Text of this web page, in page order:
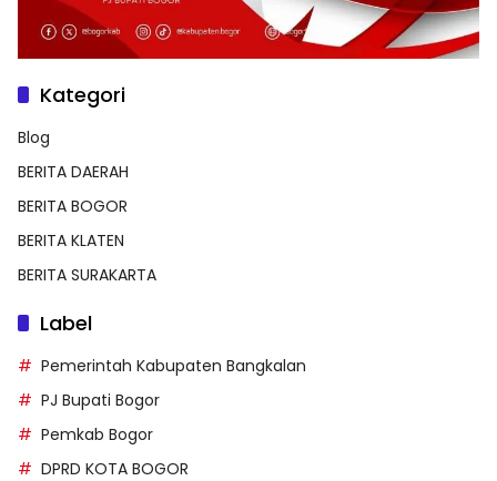
Kategori
Blog
BERITA DAERAH
BERITA BOGOR
BERITA KLATEN
BERITA SURAKARTA
Label
Pemerintah Kabupaten Bangkalan
PJ Bupati Bogor
Pemkab Bogor
DPRD KOTA BOGOR